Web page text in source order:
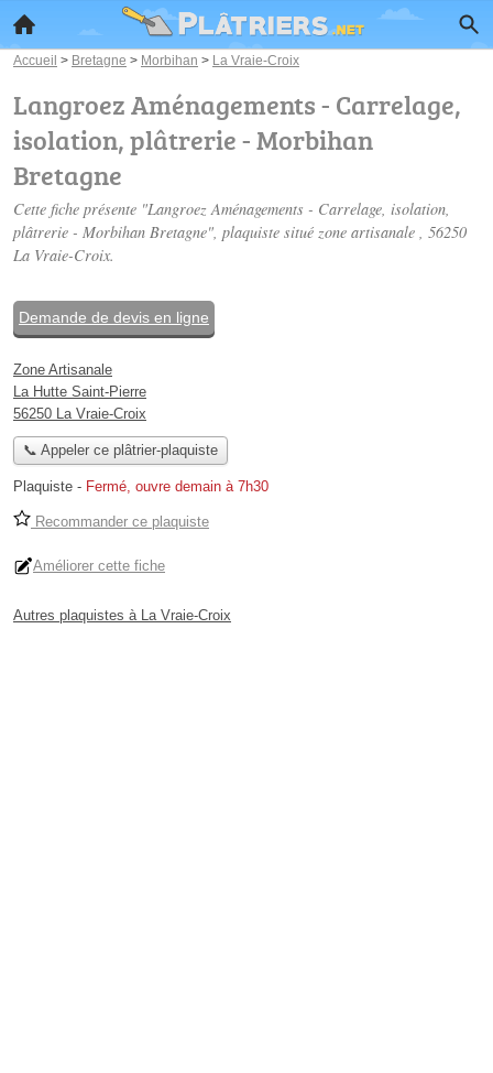
Accueil > Bretagne > Morbihan > La Vraie-Croix
Langroez Aménagements - Carrelage,
isolation, plâtrerie - Morbihan
Bretagne
Cette fiche présente "Langroez Aménagements - Carrelage, isolation,
plâtrerie - Morbihan Bretagne", plaquiste situé zone artisanale , 56250
La Vraie-Croix.
Demande de devis en ligne
Zone Artisanale
La Hutte Saint-Pierre
56250 La Vraie-Croix
📞 Appeler ce plâtrier-plaquiste
Plaquiste - Fermé, ouvre demain à 7h30
Recommander ce plaquiste
Améliorer cette fiche
Autres plaquistes à La Vraie-Croix